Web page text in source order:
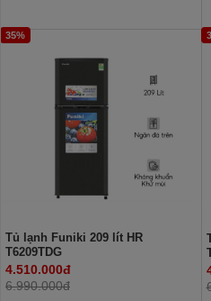
35%
Tủ lạnh Funiki 209 lít HR
T6209TDG
4.510.000đ
6.990.000đ